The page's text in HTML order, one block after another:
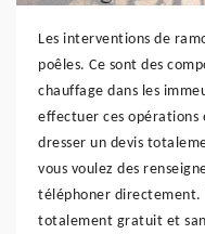
Les interventions de
poêles. Ce sont des
chauffage dans les
effectuer ces opérations
dresser un devis
vous voulez des
téléphoner directement.
totalement gratuit et